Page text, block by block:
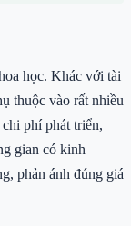
học. Khác với tài
thuộc vào rất nhiều
phí phát triển,
gian có kinh
phản ánh đúng giá